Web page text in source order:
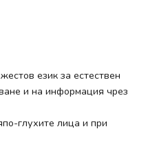
език за естествен
и на информация чрез
глухите лица и при